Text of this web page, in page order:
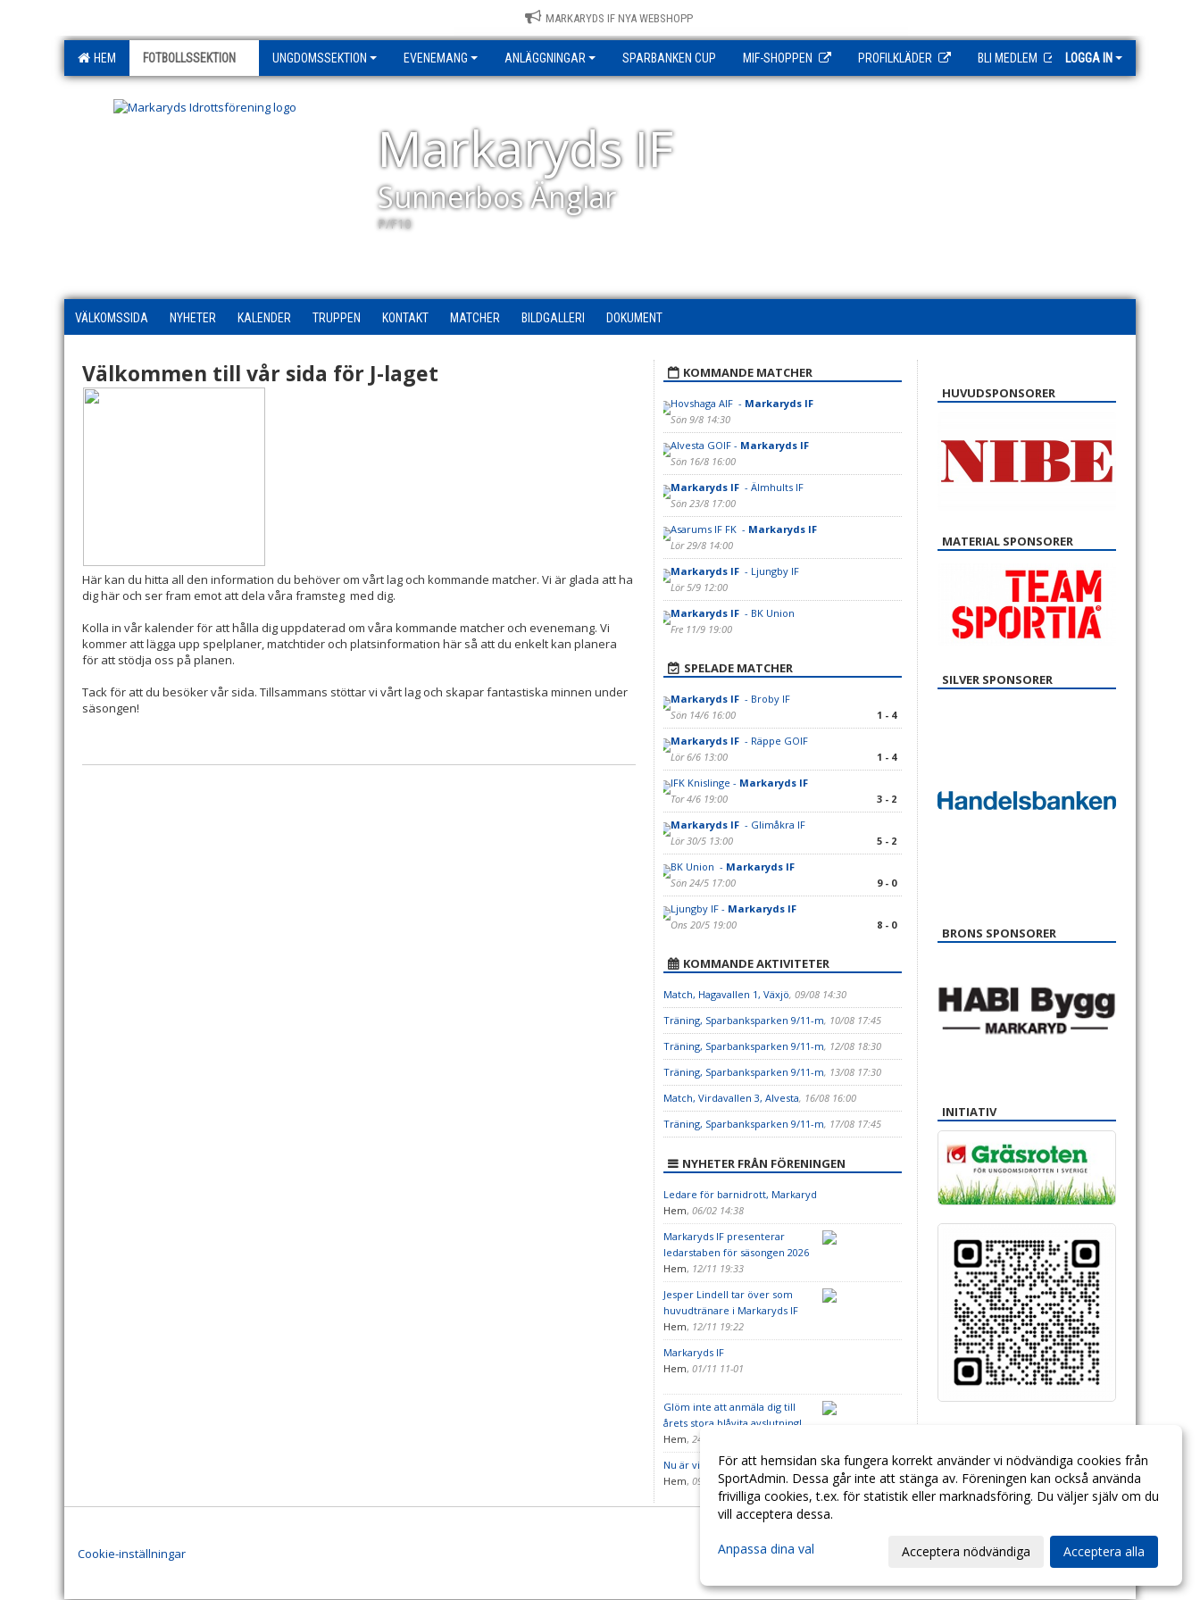
MARKARYDS IF NYA WEBSHOPP
HEM FOTBOLLSSEKTION UNGDOMSSEKTION EVENEMANG ANLÄGGNINGAR SPARBANKEN CUP MIF-SHOPPEN PROFILKLÄDER BLI MEDLEM LOGGA IN
Markaryds IF
Sunnerbos Änglar
P/F10
VÄLKOMSSIDA NYHETER KALENDER TRUPPEN KONTAKT MATCHER BILDGALLERI DOKUMENT
Välkommen till vår sida för J-laget
Här kan du hitta all den information du behöver om vårt lag och kommande matcher. Vi är glada att ha
dig här och ser fram emot att dela våra framsteg med dig.
Kolla in vår kalender för att hålla dig uppdaterad om våra kommande matcher och evenemang. Vi
kommer att lägga upp spelplaner, matchtider och platsinformation här så att du enkelt kan planera
för att stödja oss på planen.
Tack för att du besöker vår sida. Tillsammans stöttar vi vårt lag och skapar fantastiska minnen under
säsongen!
KOMMANDE MATCHER
Hovshaga AIF - Markaryds IF
Sön 9/8 14:30
Alvesta GOIF - Markaryds IF
Sön 16/8 16:00
Markaryds IF - Älmhults IF
Sön 23/8 17:00
Asarums IF FK - Markaryds IF
Lör 29/8 14:00
Markaryds IF - Ljungby IF
Lör 5/9 12:00
Markaryds IF - BK Union
Fre 11/9 19:00
SPELADE MATCHER
Markaryds IF - Broby IF
Sön 14/6 16:00
1 - 4
Markaryds IF - Räppe GOIF
Lör 6/6 13:00
1 - 4
IFK Knislinge - Markaryds IF
Tor 4/6 19:00
3 - 2
Markaryds IF - Glimåkra IF
Lör 30/5 13:00
5 - 2
BK Union - Markaryds IF
Sön 24/5 17:00
9 - 0
Ljungby IF - Markaryds IF
Ons 20/5 19:00
8 - 0
KOMMANDE AKTIVITETER
Match, Hagavallen 1, Växjö, 09/08 14:30
Träning, Sparbanksparken 9/11-m, 10/08 17:45
Träning, Sparbanksparken 9/11-m, 12/08 18:30
Träning, Sparbanksparken 9/11-m, 13/08 17:30
Match, Virdavallen 3, Alvesta, 16/08 16:00
Träning, Sparbanksparken 9/11-m, 17/08 17:45
NYHETER FRÅN FÖRENINGEN
Ledare för barnidrott, Markaryd
Hem, 06/02 14:38
Markaryds IF presenterar
ledarstaben för säsongen 2026
Hem, 12/11 19:33
Jesper Lindell tar över som
huvudtränare i Markaryds IF
Hem, 12/11 19:22
Markaryds IF
Hem, 01/11 11-01
Glöm inte att anmäla dig till
årets stora blåvita avslutning!
Hem, 24/10 14:53
Nu är vi med i Fritidskortet!
Hem, 09/10 10-09
HUVUDSPONSORER
MATERIAL SPONSORER
SILVER SPONSORER
BRONS SPONSORER
INITIATIV
Cookie-inställningar
För att hemsidan ska fungera korrekt använder vi nödvändiga cookies från
SportAdmin. Dessa går inte att stänga av. Föreningen kan också använda
frivilliga cookies, t.ex. för statistik eller marknadsföring. Du väljer själv om du
vill acceptera dessa.
Anpassa dina val Acceptera nödvändiga Acceptera alla